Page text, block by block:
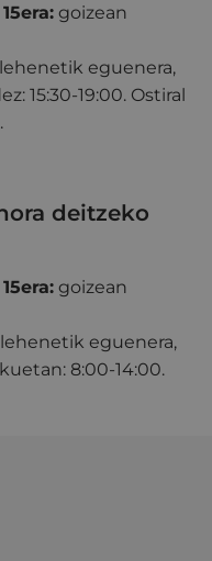
goizean
eguenera,
15:30-19:00. Ostiral
deitzeko
goizean
eguenera,
8:00-14:00.